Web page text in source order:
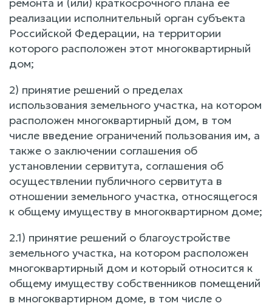
реализации исполнительный орган субъекта
Российской Федерации, на территории
которого расположен этот многоквартирный
дом;
2) принятие решений о пределах
использования земельного участка, на котором
расположен многоквартирный дом, в том
числе введение ограничений пользования им, а
также о заключении соглашения об
установлении сервитута, соглашения об
осуществлении публичного сервитута в
отношении земельного участка, относящегося
к общему имуществу в многоквартирном доме;
2.1) принятие решений о благоустройстве
земельного участка, на котором расположен
многоквартирный дом и который относится к
общему имуществу собственников помещений
в многоквартирном доме, в том числе о